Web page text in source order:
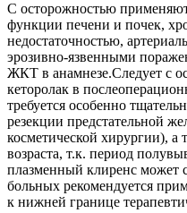
С осторожностью
функции печени и почек,
недостаточностью,
эрозивно-язвенными
ЖКТ в анамнезе.Следует с
кеторолак в
требуется особенно
резекции предстательной
косметической хирургии), а
возраста, т.к. период
плазменный клиренс может
больных рекомендуется
к нижней границе